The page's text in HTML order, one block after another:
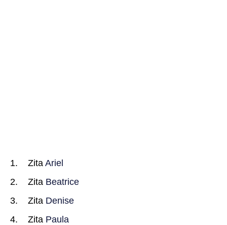
Zita Ariel
Zita Beatrice
Zita Denise
Zita Paula